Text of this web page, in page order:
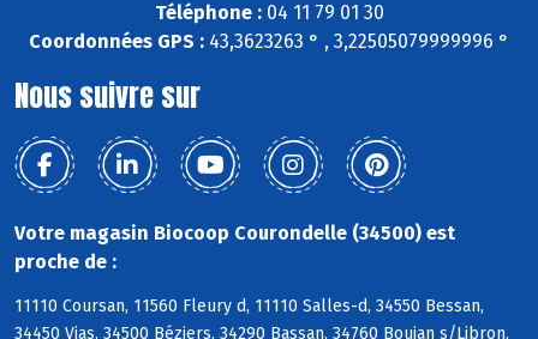
Téléphone :04 11 79 01 30
Coordonnées GPS : 43,3623263 ° , 3,22505079999996 °
Nous suivre sur
Votre magasin Biocoop Courondelle (34500) est
proche de :
11110 Coursan, 11560 Fleury d, 11110 Salles-d, 34550 Bessan,
34450 Vias, 34500 Béziers, 34290 Bassan, 34760 Boujan s/Libron,